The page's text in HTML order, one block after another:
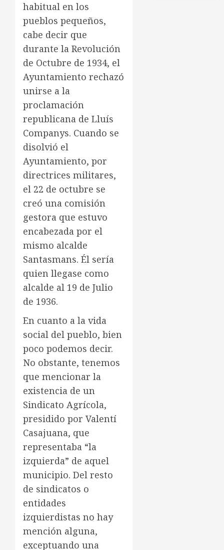
habitual en los
pueblos pequeños,
cabe decir que
durante la Revolución
de Octubre de 1934, el
Ayuntamiento rechazó
unirse a la
proclamación
republicana de Lluís
Companys. Cuando se
disolvió el
Ayuntamiento, por
directrices militares,
el 22 de octubre se
creó una comisión
gestora que estuvo
encabezada por el
mismo alcalde
Santasmans. Él sería
quien llegase como
alcalde al 19 de Julio
de 1936.
En cuanto a la vida
social del pueblo, bien
poco podemos decir.
No obstante, tenemos
que mencionar la
existencia de un
Sindicato Agrícola,
presidido por Valentí
Casajuana, que
representaba “la
izquierda” de aquel
municipio. Del resto
de sindicatos o
entidades
izquierdistas no hay
mención alguna,
exceptuando una